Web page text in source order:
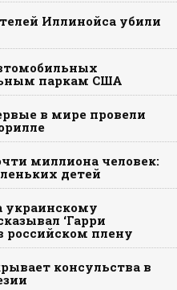
Иллинойса убили
паркам США
в мире провели
миллиона человек:
детей
украинскому
‘Гарри
российском плену
консульства в